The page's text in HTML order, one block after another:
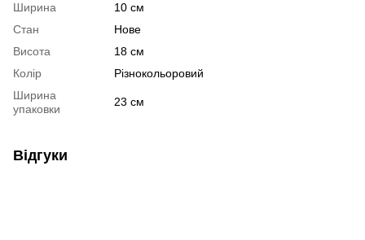
Ширина
10 см
Стан
Нове
Висота
18 см
Колір
Різнокольоровий
Ширина
упаковки
23 см
Відгуки